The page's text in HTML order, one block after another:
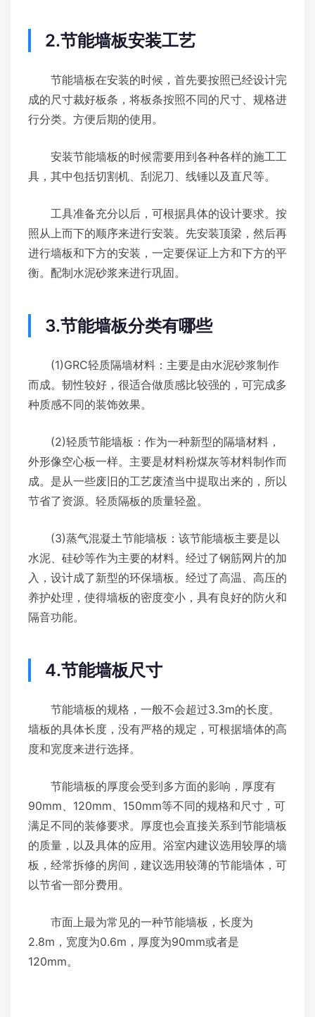
2.节能墙板安装工艺
节能墙板在安装的时候，首先要按照已经设计完
成的尺寸裁好板条，将板条按照不同的尺寸、规格进
行分类。方便后期的使用。
安装节能墙板的时候需要用到各种各样的施工工
具，其中包括切割机、刮泥刀、线锤以及直尺等。
工具准备充分以后，可根据具体的设计要求。按
照从上而下的顺序来进行安装。先安装顶梁，然后再
进行墙板和下方的安装，一定要保证上方和下方的平
衡。配制水泥砂浆来进行巩固。
3.节能墙板分类有哪些
(1)GRC轻质隔墙材料：主要是由水泥砂浆制作
而成。韧性较好，很适合做质感比较强的，可完成多
种质感不同的装饰效果。
(2)轻质节能墙板：作为一种新型的隔墙材料，
外形像空心板一样。主要是材料粉煤灰等材料制作而
成。是从一些废旧的工艺废渣当中提取出来的，所以
节省了资源。轻质隔板的质量轻盈。
(3)蒸气混凝土节能墙板：该节能墙板主要是以
水泥、硅砂等作为主要的材料。经过了钢筋网片的加
入，设计成了新型的环保墙板。经过了高温、高压的
养护处理，使得墙板的密度变小，具有良好的防火和
隔音功能。
4.节能墙板尺寸
节能墙板的规格，一般不会超过3.3m的长度。
墙板的具体长度，没有严格的规定，可根据墙体的高
度和宽度来进行选择。
节能墙板的厚度会受到多方面的影响，厚度有
90mm、120mm、150mm等不同的规格和尺寸，可
满足不同的装修要求。厚度也会直接关系到节能墙板
的质量，以及具体的应用。浴室内建议选用较厚的墙
板，经常拆修的房间，建议选用较薄的节能墙体，可
以节省一部分费用。
市面上最为常见的一种节能墙板，长度为
2.8m，宽度为0.6m，厚度为90mm或者是
120mm。